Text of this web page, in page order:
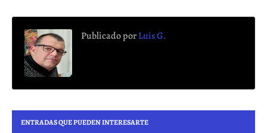
Publicado porLuis G.
ENTRADAS QUE PUEDEN INTERESARTE